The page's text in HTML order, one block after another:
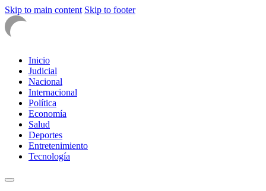
Skip to main content Skip to footer
Inicio
Judicial
Nacional
Internacional
Política
Economía
Salud
Deportes
Entretenimiento
Tecnología